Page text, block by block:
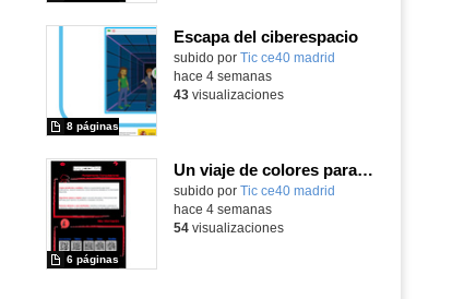
Escapa del ciberespacio
subido por Tic ce40 madrid
8 páginas
hace 4 semanas
43visualizaciones
Un viaje de colores para la cabeza de Robix
subido por Tic ce40 madrid
6 páginas
hace 4 semanas
54visualizaciones